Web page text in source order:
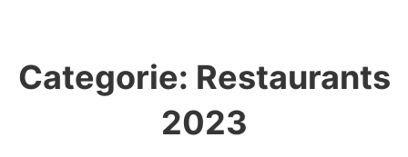
Categorie: Restaurants
2023